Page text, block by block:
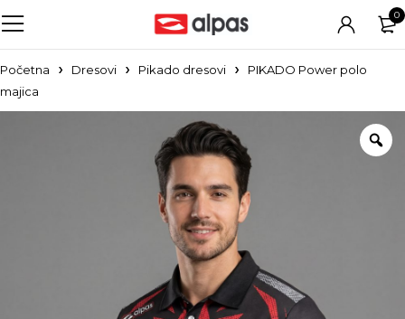
0
Početna Dresovi Pikado dresovi
PIKADO Power polo
majica